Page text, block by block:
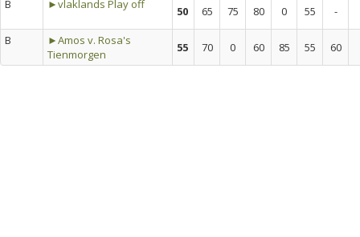
B ►vlaklands Play off 50 65 75 80 0 55 -
B
►Amos v. Rosa's
Tienmorgen
55 70 0 60 85 55 60